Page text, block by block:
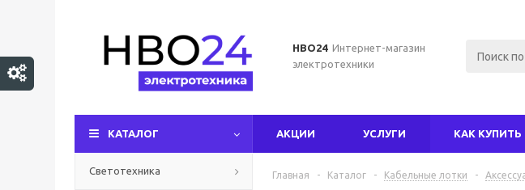
НВО24 Интернет-магазин
электротехники
КАТАЛОГ АКЦИИ УСЛУГИ КАК КУПИТЬ
Светотехника Главная - Каталог - Кабельные лотки -